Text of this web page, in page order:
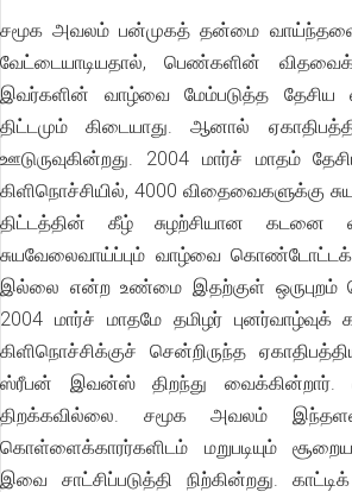
சமூக அவலம் பன்முகத் தன்மை
வேட்டையாடியதால், பெண்களின்
இவர்களின் வாழ்வை மேம்படுத்த தேசிய
திட்டமும் கிடையாது. ஆனால்
ஊடுருவுகின்றது. 2004 மார்ச் மாதம்
கிளிநொச்சியில், 4000 விதைவைகளுக்கு
திட்டத்தின் கீழ் சுழற்சியான கடனை
சுயவேலைவாய்ப்பும் வாழ்வை
இல்லை என்ற உண்மை இதற்குள் ஒருபுறம்
2004 மார்ச் மாதமே தமிழர்
கிளிநொச்சிக்குச் சென்றிருந்த
ஸ்ரீபன் இவன்ஸ் திறந்து வைக்கின்றார்.
திறக்கவில்லை. சமூக அவலம்
கொள்ளைக்காரர்களிடம் மறுபடியும்
இவை சாட்சிப்படுத்தி நிற்கின்றது.